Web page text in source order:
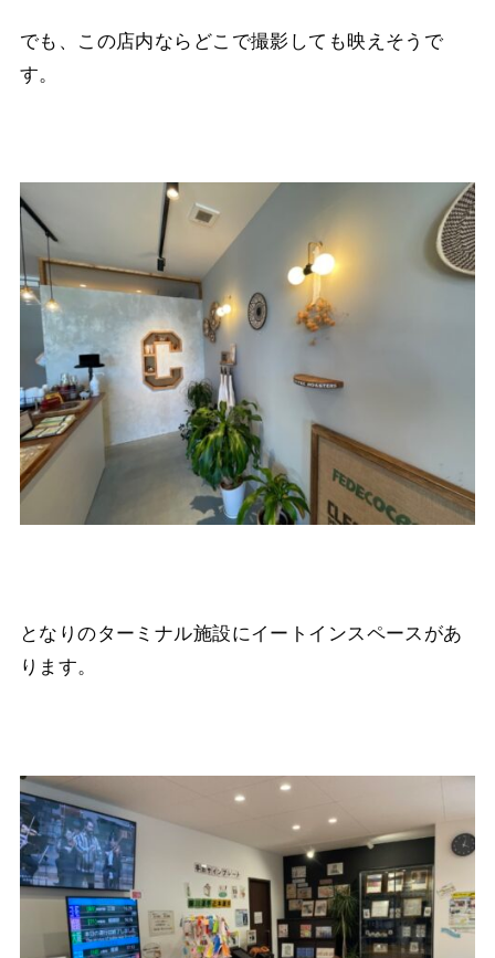
でも、この店内ならどこで撮影しても映えそうで
す。
となりのターミナル施設にイートインスペースがあ
ります。